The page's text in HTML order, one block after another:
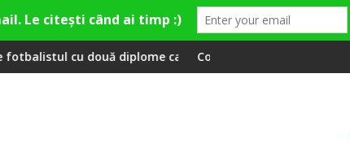
care a învățat româna la 2 ani
Compania de Apă Someș, campioană la